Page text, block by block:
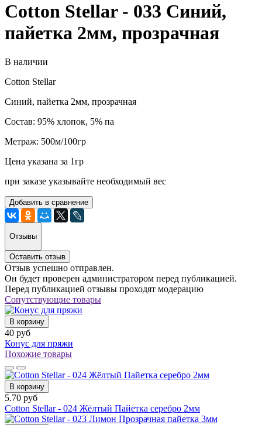
Cotton Stellar - 033 Синий,
пайетка 2мм, прозрачная
В наличии
Cotton Stellar
Синий, пайетка 2мм, прозрачная
Состав: 95% хлопок, 5% па
Метраж: 500м/100гр
Цена указана за 1гр
при заказе указывайте необходимый вес
Добавить в сравнение
Отзывы
Оставить отзыв
Отзыв успешно отправлен.
Он будет проверен администратором перед публикацией.
Перед публикацией отзывы проходят модерацию
Сопутствующие товары
В корзину
40 руб
Конус для пряжи
Похожие товары
В корзину
5.70 руб
Cotton Stellar - 024 Жёлтый Пайетка серебро 2мм